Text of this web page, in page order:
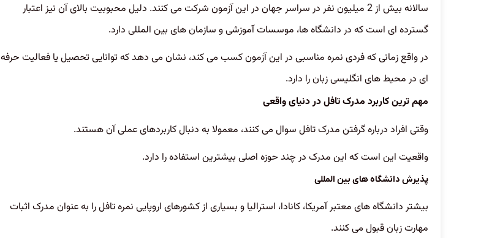
سالانه بیش از 2 میلیون نفر در سراسر جهان در این آزمون شرکت می کنند. دلیل محبوبیت بالای آن نیز اعتبار
گسترده ای است که در دانشگاه ها، موسسات آموزشی و سازمان های بین المللی دارد.
در واقع زمانی که فردی نمره مناسبی در این آزمون کسب می کند، نشان می دهد که توانایی تحصیل یا فعالیت حرفه
ای در محیط های انگلیسی زبان را دارد.
مهم ترین کاربرد مدرک تافل در دنیای واقعی
وقتی افراد درباره گرفتن مدرک تافل سوال می کنند، معمولا به دنبال کاربردهای عملی آن هستند.
واقعیت این است که این مدرک در چند حوزه اصلی بیشترین استفاده را دارد.
پذیرش دانشگاه های بین المللی
بیشتر دانشگاه های معتبر آمریکا، کانادا، استرالیا و بسیاری از کشورهای اروپایی نمره تافل را به عنوان مدرک اثبات
مهارت زبان قبول می کنند.